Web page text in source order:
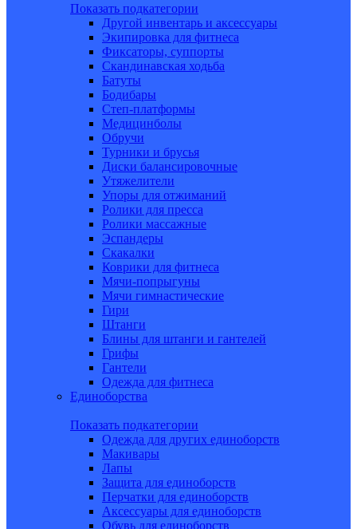
Показать подкатегории
Другой инвентарь и аксессуары
Экипировка для фитнеса
Фиксаторы, суппорты
Скандинавская ходьба
Батуты
Бодибары
Степ-платформы
Медицинболы
Обручи
Турники и брусья
Диски балансировочные
Утяжелители
Упоры для отжиманий
Ролики для пресса
Ролики массажные
Эспандеры
Скакалки
Коврики для фитнеса
Мячи-попрыгуны
Мячи гимнастические
Гири
Штанги
Блины для штанги и гантелей
Грифы
Гантели
Одежда для фитнеса
Единоборства
Показать подкатегории
Одежда для других единоборств
Макивары
Лапы
Защита для единоборств
Перчатки для единоборств
Аксессуары для единоборств
Обувь для единоборств